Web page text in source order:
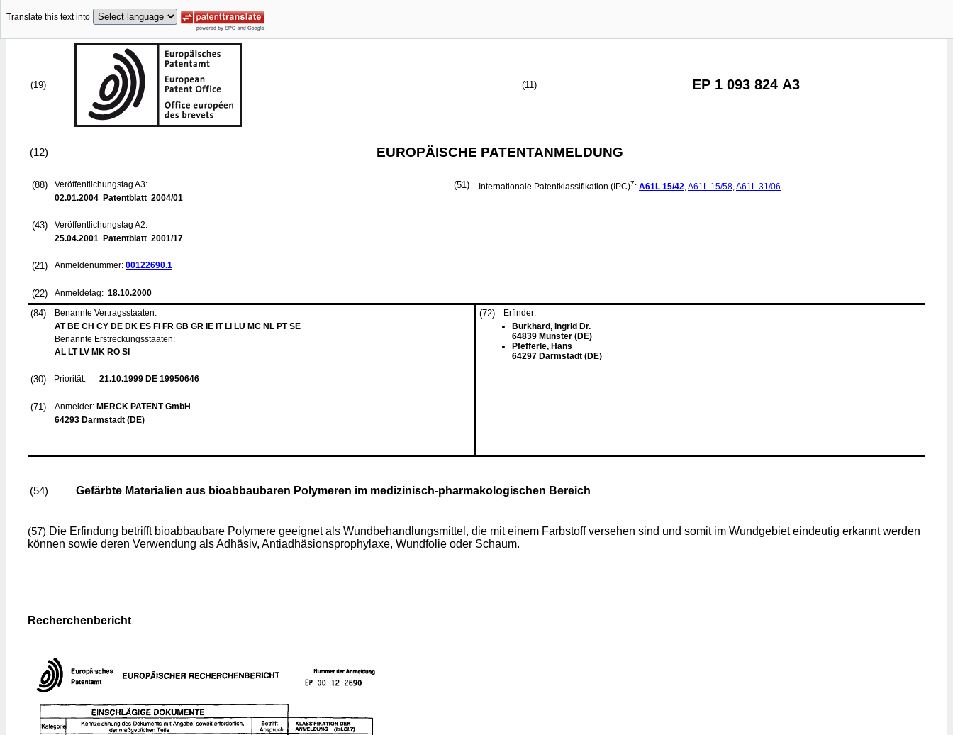
Translate this text into
(19) (11) EP 1 093 824 A3
(12) EUROPÄISCHE PATENTANMELDUNG
(88)
Veröffentlichungstag A3:
02.01.2004 Patentblatt 2004/01
(43)
Veröffentlichungstag A2:
25.04.2001 Patentblatt 2001/17
(21) Anmeldenummer: 00122690.1
(22) Anmeldetag: 18.10.2000
(51) Internationale Patentklassifikation (IPC)7: A61L 15/42,A61L 15/58,A61L 31/06
(84)
Benannte Vertragsstaaten:
AT BE CH CY DE DK ES FI FR GB GR IE IT LI LU MC NL PT SE
Benannte Erstreckungsstaaten:
AL LT LV MK RO SI
(30) Priorität: 21.10.1999 DE 19950646
(71) Anmelder: MERCK PATENT GmbH
64293 Darmstadt (DE)
(72)
Erfinder:
Burkhard, Ingrid Dr.
64839 Münster (DE)
Pfefferle, Hans
64297 Darmstadt (DE)
(54) Gefärbte Materialien aus bioabbaubaren Polymeren im medizinisch-pharmakologischen Bereich
(57) Die Erfindung betrifft bioabbaubare Polymere geeignet als Wundbehandlungsmittel, die mit einem Farbstoff versehen sind und somit im Wundgebiet eindeutig erkannt werden
können sowie deren Verwendung als Adhäsiv, Antiadhäsionsprophylaxe, Wundfolie oder Schaum.
Recherchenbericht